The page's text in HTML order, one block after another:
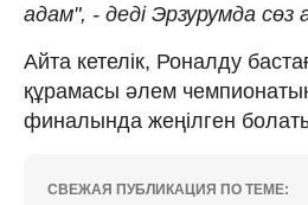
адам", - деді Эрзурумда сөз
Айта кетелік, Роналду
құрамасы әлем
финалында жеңілген
СВЕЖАЯ ПУБЛИКАЦИЯ ПО ТЕМЕ: